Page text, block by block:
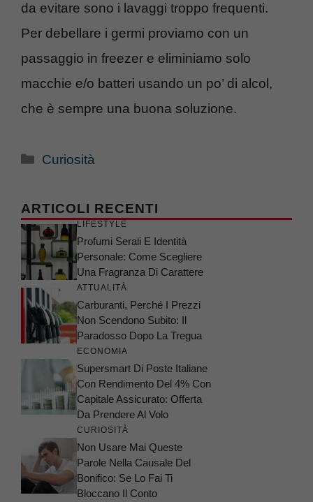
da evitare sono i lavaggi troppo frequenti.
Per debellare i germi proviamo con un
passaggio in freezer e eliminiamo solo
macchie e/o batteri usando un po’ di alcol,
che è sempre una buona soluzione.
Categorie
Curiosità
ARTICOLI RECENTI
LIFESTYLE
Profumi Serali E Identità
Personale: Come Scegliere
Una Fragranza Di Carattere
ATTUALITÀ
Carburanti, Perché I Prezzi
Non Scendono Subito: Il
Paradosso Dopo La Tregua
ECONOMIA
Supersmart Di Poste Italiane
Con Rendimento Del 4% Con
Capitale Assicurato: Offerta
Da Prendere Al Volo
CURIOSITÀ
Non Usare Mai Queste
Parole Nella Causale Del
Bonifico: Se Lo Fai Ti
Bloccano Il Conto